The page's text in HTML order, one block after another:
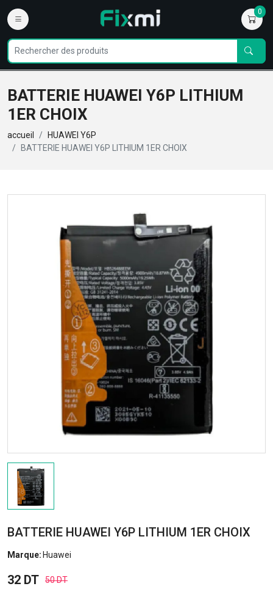
0
BATTERIE HUAWEI Y6P LITHIUM
1ER CHOIX
accueil
HUAWEI Y6P
BATTERIE HUAWEI Y6P LITHIUM 1ER CHOIX
BATTERIE HUAWEI Y6P LITHIUM 1ER CHOIX
Marque: Huawei
32 DT 50 DT